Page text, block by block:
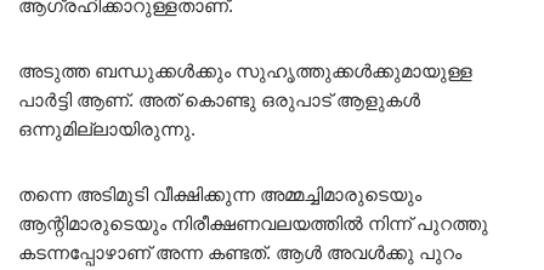
ആഗ്രഹിക്കാറുള്ളതാണ്.
അടുത്ത ബന്ധുക്കൾക്കും സുഹൃത്തുക്കൾക്കുമായുള്ള
പാർട്ടി ആണ്. അത് കൊണ്ടു ഒരുപാട് ആളുകൾ
ഒന്നുമില്ലായിരുന്നു.
തന്നെ അടിമുടി വീക്ഷിക്കുന്ന അമ്മച്ചിമാരുടെയും
ആന്റിമാരുടെയും നിരീക്ഷണവലയത്തിൽ നിന്ന് പുറത്തു
കടന്നപ്പോഴാണ് അന്ന കണ്ടത്. ആൾ അവൾക്കു പുറം